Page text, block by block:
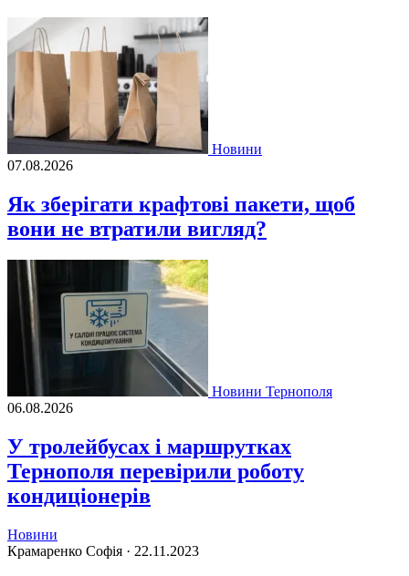
Новини
07.08.2026
Як зберігати крафтові пакети, щоб
вони не втратили вигляд?
Новини Тернополя
06.08.2026
У тролейбусах і маршрутках
Тернополя перевірили роботу
кондиціонерів
Новини
Крамаренко Софія · 22.11.2023